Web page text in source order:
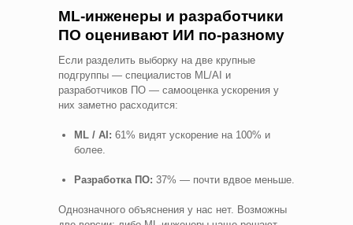
ML-инженеры и разработчики
ПО оценивают ИИ по-разному
Если разделить выборку на две крупные
подгруппы — специалистов ML/AI и
разработчиков ПО — самооценка ускорения у
них заметно расходится:
ML / AI: 61% видят ускорение на 100% и
более.
Разработка ПО: 37% — почти вдвое меньше.
Однозначного объяснения у нас нет. Возможны